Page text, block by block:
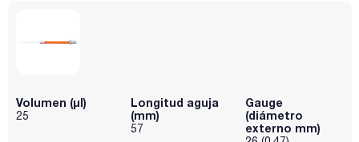
Volumen (µl)
25
Longitud aguja
(mm)
57
Gauge
(diámetro
externo mm)